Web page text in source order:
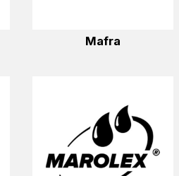
Mafra